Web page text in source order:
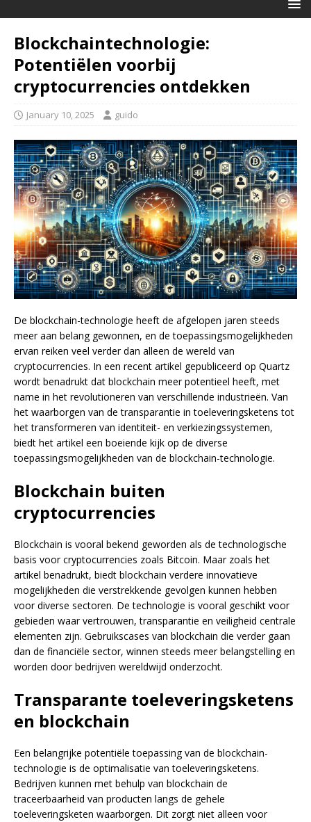
Blockchaintechnologie:
Potentiëlen voorbij
cryptocurrencies ontdekken
January 10, 2025 guido
De blockchain-technologie heeft de afgelopen jaren steeds
meer aan belang gewonnen, en de toepassingsmogelijkheden
ervan reiken veel verder dan alleen de wereld van
cryptocurrencies. In een recent artikel gepubliceerd op Quartz
wordt benadrukt dat blockchain meer potentieel heeft, met
name in het revolutioneren van verschillende industrieën. Van
het waarborgen van de transparantie in toeleveringsketens tot
het transformeren van identiteit- en verkiezingssystemen,
biedt het artikel een boeiende kijk op de diverse
toepassingsmogelijkheden van de blockchain-technologie.
Blockchain buiten
cryptocurrencies
Blockchain is vooral bekend geworden als de technologische
basis voor cryptocurrencies zoals Bitcoin. Maar zoals het
artikel benadrukt, biedt blockchain verdere innovatieve
mogelijkheden die verstrekkende gevolgen kunnen hebben
voor diverse sectoren. De technologie is vooral geschikt voor
gebieden waar vertrouwen, transparantie en veiligheid centrale
elementen zijn. Gebruikscases van blockchain die verder gaan
dan de financiële sector, winnen steeds meer belangstelling en
worden door bedrijven wereldwijd onderzocht.
Transparante toeleveringsketens
en blockchain
Een belangrijke potentiële toepassing van de blockchain-
technologie is de optimalisatie van toeleveringsketens.
Bedrijven kunnen met behulp van blockchain de
traceerbaarheid van producten langs de gehele
toeleveringsketen waarborgen. Dit zorgt niet alleen voor